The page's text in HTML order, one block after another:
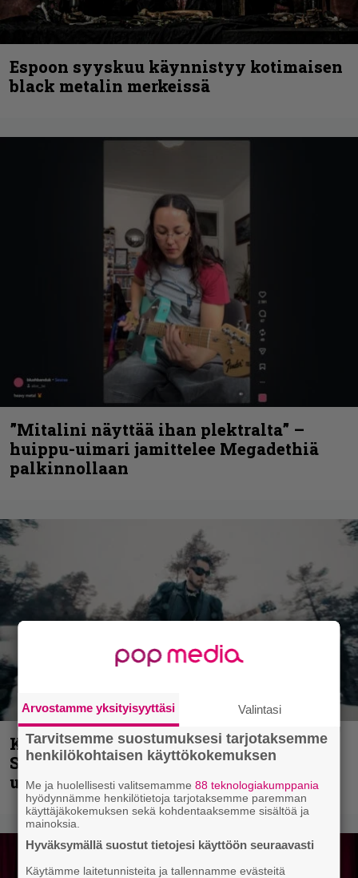
Espoon syyskuu käynnistyy kotimaisen
black metalin merkeissä
”Mitalini näyttää ihan plektralta” –
huippu-uimari jamittelee Megadethiä
palkinnollaan
Kunnianosoitus hyiselle Pohjolalle –
Shining hyppäsi keskelle kinoksia
uudella videollaan
Arvostamme yksityisyyttäsi Valintasi
Tarvitsemme suostumuksesi tarjotaksemme
henkilökohtaisen käyttökokemuksen
Me ja huolellisesti valitsemamme88 teknologiakumppania
hyödynnämme henkilötietoja tarjotaksemme paremman
käyttäjäkokemuksen sekä kohdentaaksemme sisältöä ja
mainoksia.
Hyväksymällä suostut tietojesi käyttöön seuraavasti
Käytämme laitetunnisteita ja tallennamme evästeitä